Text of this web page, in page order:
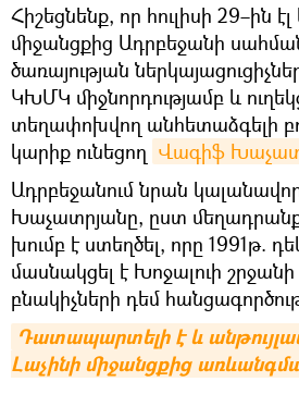
Հիշեցնենք, որ հուլիսի 29–ին
միջանցքից Ադրբեջանի
ծառայության
ԿԽՄԿ միջնորդությամբ և
տեղափոխվող անհետաձգելի
կարիք ունեցող Վագիֆ
Ադրբեջանում նրան
Խաչատրյանը, ըստ
խումբ է ստեղծել, որը 1991թ.
մասնակցել է Խոջալուի շրջանի
բնակիչների դեմ
Դատապարտելի է և
Լաչինի միջանցքից